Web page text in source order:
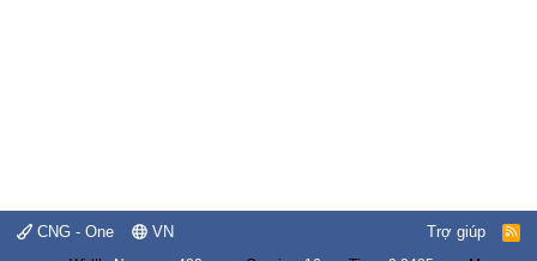
CNG - One VN Trợ giúp
R